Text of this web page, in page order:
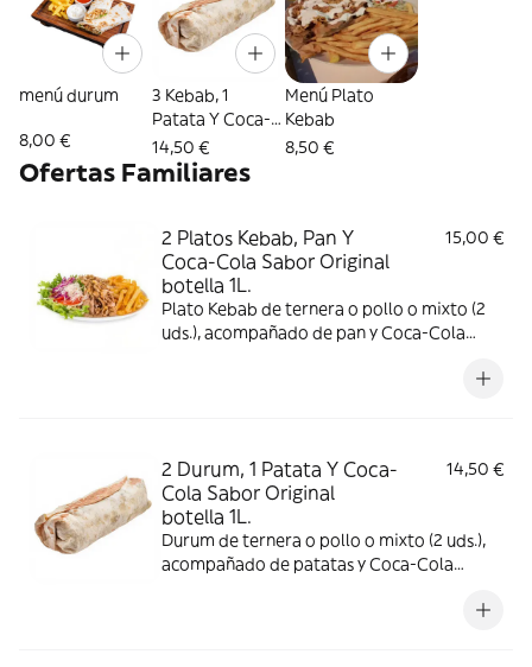
menú durum
8,00 €
3 Kebab, 1
Patata Y Coca-
Cola Sabor
Original botella
14,50 €
Menú Plato
Kebab
8,50 €
Ofertas Familiares
2 Platos Kebab, Pan Y
Coca-Cola Sabor Original
botella 1L.
15,00 €
Plato Kebab de ternera o pollo o mixto (2
uds.), acompañado de pan y Coca-Cola
2 Durum, 1 Patata Y Coca-
Cola Sabor Original
botella 1L.
14,50 €
Durum de ternera o pollo o mixto (2 uds.),
acompañado de patatas y Coca-Cola